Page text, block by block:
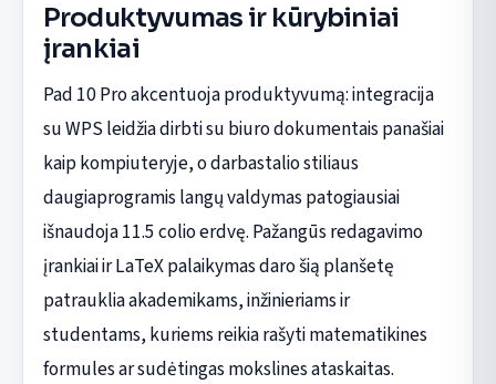
Produktyvumas ir kūrybiniai
įrankiai
Pad 10 Pro akcentuoja produktyvumą: integracija
su WPS leidžia dirbti su biuro dokumentais panašiai
kaip kompiuteryje, o darbastalio stiliaus
daugiaprogramis langų valdymas patogiausiai
išnaudoja 11.5 colio erdvę. Pažangūs redagavimo
įrankiai ir LaTeX palaikymas daro šią planšetę
patrauklia akademikams, inžinieriams ir
studentams, kuriems reikia rašyti matematikines
formules ar sudėtingas mokslines ataskaitas.